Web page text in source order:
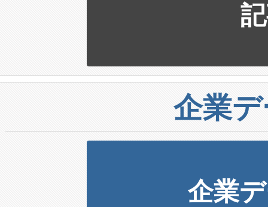
企業
企業